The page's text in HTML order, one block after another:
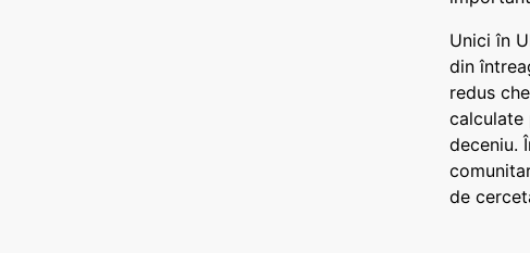
Unici în
din
redus
calculate
deceniu.
de